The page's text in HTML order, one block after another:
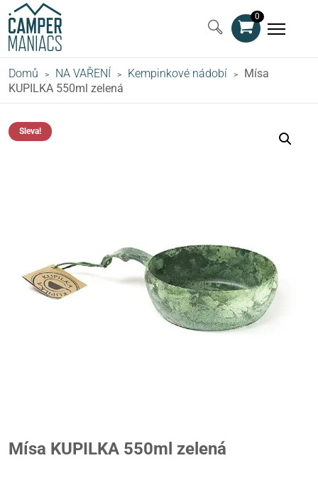
0
Domů > NA VAŘENÍ > Kempinkové nádobí >
Mísa
KUPILKA 550ml zelená
Sleva!
Mísa KUPILKA 550ml zelená